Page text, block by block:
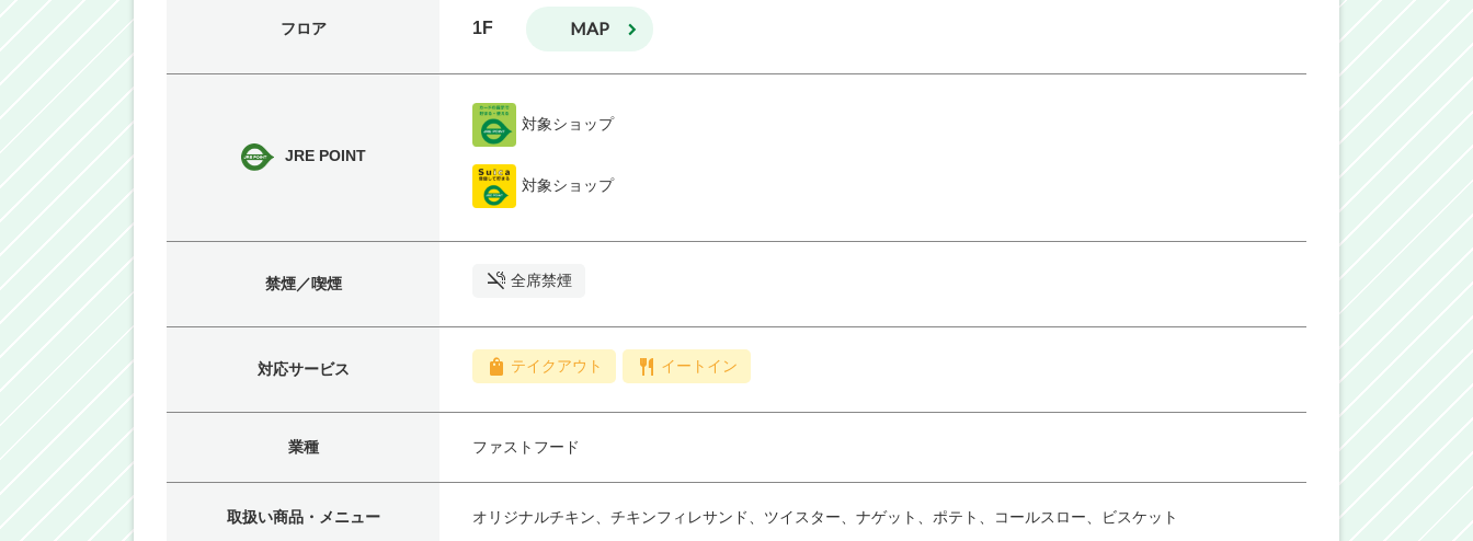
フロア 1F MAP
JRE POINT
対象ショップ
対象ショップ
禁煙／喫煙 全席禁煙
対応サービス テイクアウト イートイン
業種 ファストフード
取扱い商品・メニュー オリジナルチキン、チキンフィレサンド、ツイスター、ナゲット、ポテト、コールスロー、ビスケット